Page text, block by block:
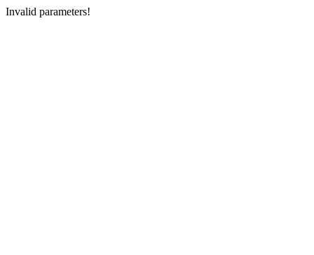
Invalid parameters!